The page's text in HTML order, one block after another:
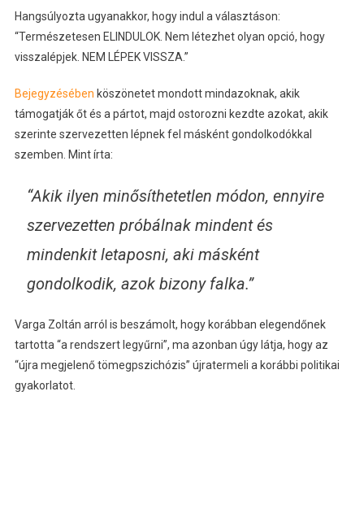
Hangsúlyozta ugyanakkor, hogy indul a választáson:
“Természetesen ELINDULOK. Nem létezhet olyan opció, hogy
visszalépjek. NEM LÉPEK VISSZA.”
Bejegyzésében köszönetet mondott mindazoknak, akik
támogatják őt és a pártot, majd ostorozni kezdte azokat, akik
szerinte szervezetten lépnek fel másként gondolkodókkal
szemben. Mint írta:
“Akik ilyen minősíthetetlen módon, ennyire
szervezetten próbálnak mindent és
mindenkit letaposni, aki másként
gondolkodik, azok bizony falka.”
Varga Zoltán arról is beszámolt, hogy korábban elegendőnek
tartotta “a rendszert legyűrni”, ma azonban úgy látja, hogy az
“újra megjelenő tömegpszichózis” újratermeli a korábbi politikai
gyakorlatot.